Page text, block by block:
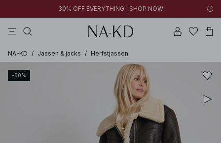
30% OFF EVERYTHING | SHOP NOW
NA-KD / Jassen & jacks / Herfstjassen
-80%